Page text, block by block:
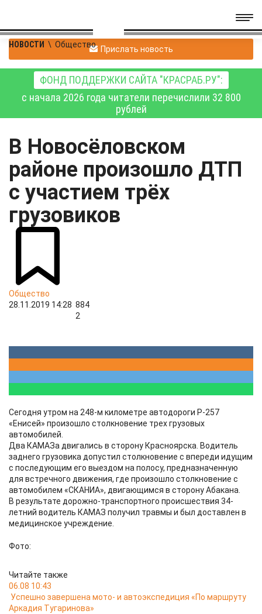
НОВОСТИ \ Общество Прислать новость
ФОНД ПОДДЕРЖКИ САЙТА "КРАСРАБ.РУ":
с начала 2026 года читатели перечислили 32 800
рублей
В Новосёловском
районе произошло ДТП
с участием трёх
грузовиков
Общество
28.11.2019 14:28 884
2
Сегодня утром на 248-м километре автодороги Р-257
«Енисей» произошло столкновение трех грузовых
автомобилей.
Два КАМАЗа двигались в сторону Красноярска. Водитель
заднего грузовика допустил столкновение с впереди идущим
с последующим его выездом на полосу, предназначенную
для встречного движения, где произошло столкновение с
автомобилем «СКАНИА», двигающимся в сторону Абакана.
В результате дорожно-транспортного происшествия 34-
летний водитель КАМАЗ получил травмы и был доставлен в
медицинское учреждение.
Фото:
Читайте также
06.08 10:43
Успешно завершена мото- и автоэкспедиция «По маршруту
Аркадия Тугаринова»